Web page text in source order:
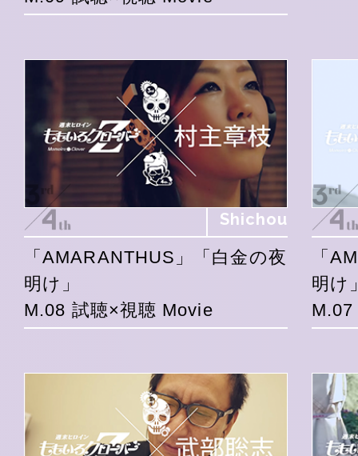
Shichou
「AMARANTHUS」「白金の夜
明け」
M.08 試聴×視聴 Movie
「
明け